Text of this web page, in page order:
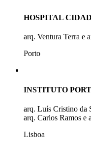
HOSPITAL
arq. Ventura Terra e
Porto
INSTITUTO
arq. Luís Cristino da
arq. Carlos Ramos e
Lisboa